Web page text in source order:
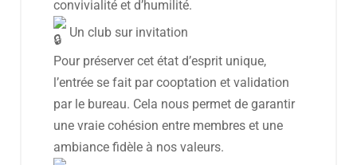
convivialité et d’humilité.
Un club sur invitation
Pour préserver cet état d’esprit unique,
l’entrée se fait par cooptation et validation
par le bureau. Cela nous permet de garantir
une vraie cohésion entre membres et une
ambiance fidèle à nos valeurs.